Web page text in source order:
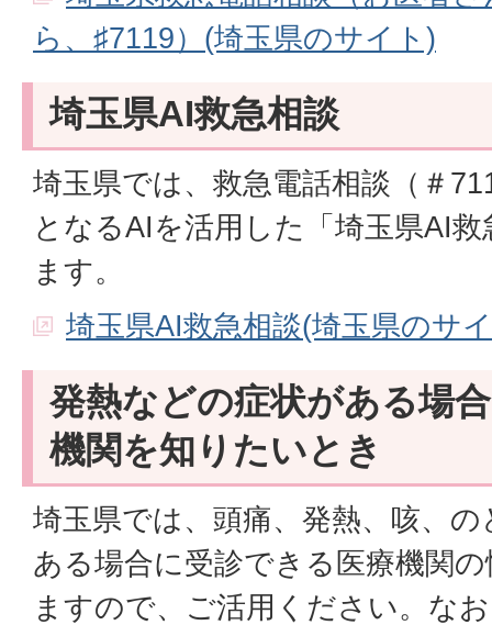
ら、♯7119）(埼玉県のサイト)
埼玉県AI救急相談
埼玉県では、救急電話相談（＃
となるAIを活用した「埼玉県AI
ます。
埼玉県AI救急相談(埼玉県のサ
発熱などの症状がある場
機関を知りたいとき
埼玉県では、頭痛、発熱、咳、
ある場合に受診できる医療機関
ますので、ご活用ください。な